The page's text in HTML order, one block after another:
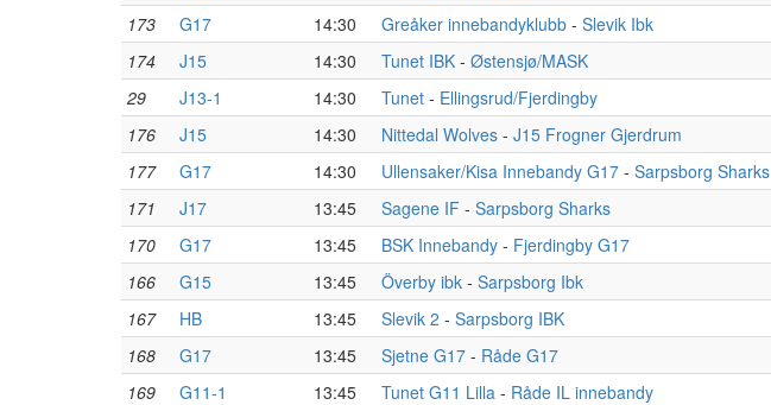
173
G17 14:30 Greåker innebandyklubb - Slevik Ibk
174
J15 14:30 Tunet IBK - Østensjø/MASK
29
J13-1 14:30 Tunet - Ellingsrud/Fjerdingby
176
J15 14:30 Nittedal Wolves - J15 Frogner Gjerdrum
177
G17 14:30 Ullensaker/Kisa Innebandy G17 - Sarpsborg Sharks
171
J17 13:45 Sagene IF - Sarpsborg Sharks
170
G17 13:45 BSK Innebandy - Fjerdingby G17
166
G15 13:45 Överby ibk - Sarpsborg Ibk
167
HB 13:45 Slevik 2 - Sarpsborg IBK
168
G17 13:45 Sjetne G17 - Råde G17
169
G11-1 13:45 Tunet G11 Lilla - Råde IL innebandy